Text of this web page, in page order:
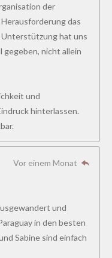
der
das
Unterstützung hat uns
gegeben, nicht allein
und
hinterlassen.
Vor einem Monat
und
in den besten
Sabine sind einfach